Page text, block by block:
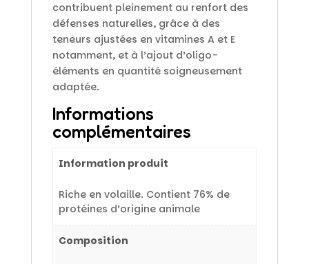
contribuent pleinement au renfort des
défenses naturelles, grâce à des
teneurs ajustées en vitamines A et E
notamment, et à l’ajout d’oligo-
éléments en quantité soigneusement
adaptée.
Informations
complémentaires
Information produit
Riche en volaille. Contient 76% de
protéines d’origine animale
Composition